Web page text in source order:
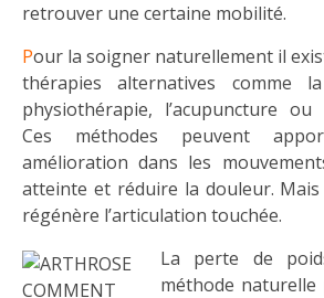
retrouver une certaine mobilité.
Pour la soigner naturellement il
thérapies alternatives comme
physiothérapie, l’acupuncture
Ces méthodes peuvent
amélioration dans les
atteinte et réduire la douleur. Mais
régénère l’articulation touchée.
La perte de
méthode